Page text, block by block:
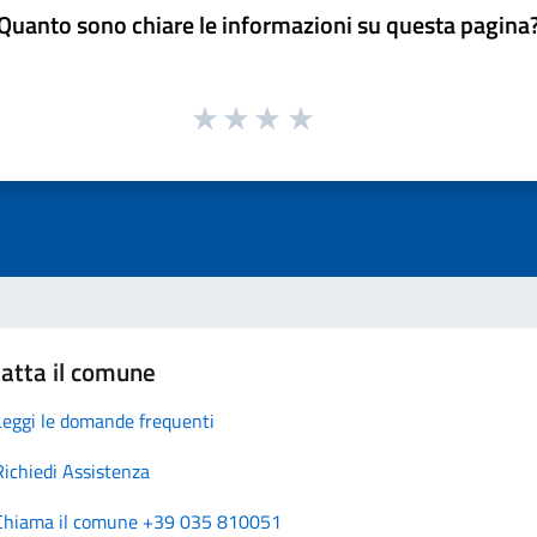
sono chiare le informazioni su questa
il comune
le domande frequenti
Assistenza
il comune +39 035 810051